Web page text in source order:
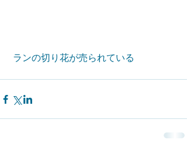
ランの切り花が売られている